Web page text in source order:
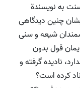
به نویسندة
چنین دیدگاهی
شیعه و سنی
قول بدون
نادیده گرفته‌ و
کرده‌ است؟